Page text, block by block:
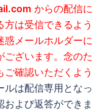
からの配信に
は受信できるよう
惑メールホルダーに
ございます。念のた
確認いただくよう
ルは配信専用となっ
よび返答ができま